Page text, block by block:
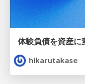
体験負債を資産に
hikarutakase